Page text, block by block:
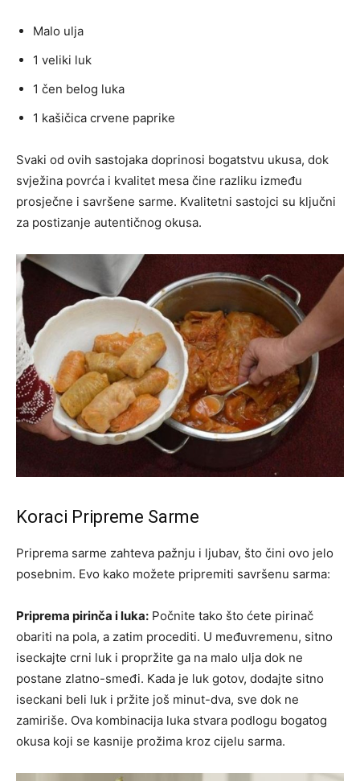
Malo ulja
1 veliki luk
1 čen belog luka
1 kašičica crvene paprike
Svaki od ovih sastojaka doprinosi bogatstvu ukusa, dok
svježina povrća i kvalitet mesa čine razliku između
prosječne i savršene sarme. Kvalitetni sastojci su ključni
za postizanje autentičnog okusa.
Koraci Pripreme Sarme
Priprema sarme zahteva pažnju i ljubav, što čini ovo jelo
posebnim. Evo kako možete pripremiti savršenu sarma:
Priprema pirinča i luka: Počnite tako što ćete pirinač
obariti na pola, a zatim procediti. U međuvremenu, sitno
iseckajte crni luk i propržite ga na malo ulja dok ne
postane zlatno-smeđi. Kada je luk gotov, dodajte sitno
iseckani beli luk i pržite još minut-dva, sve dok ne
zamiriše. Ova kombinacija luka stvara podlogu bogatog
okusa koji se kasnije prožima kroz cijelu sarma.